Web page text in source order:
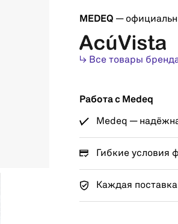
MEDEQ —
↳ Все товары
Работа с Medeq
Medeq —
Гибкие условия
Каждая